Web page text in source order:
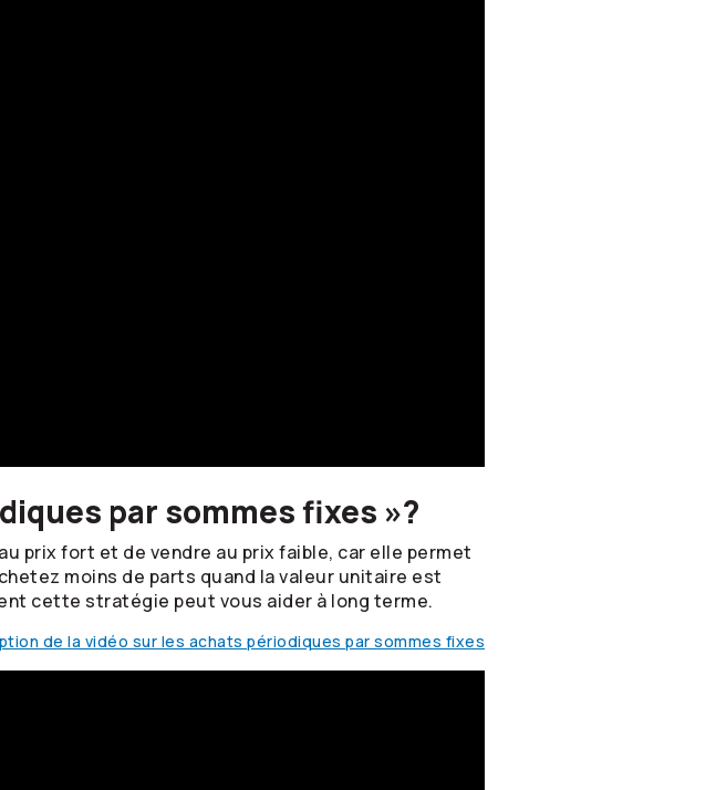
par sommes fixes »?
prix fort et de vendre au prix faible, car elle permet
moins de parts quand la valeur unitaire est
cette stratégie peut vous aider à long terme.
de la vidéo sur les achats périodiques par sommes fixes